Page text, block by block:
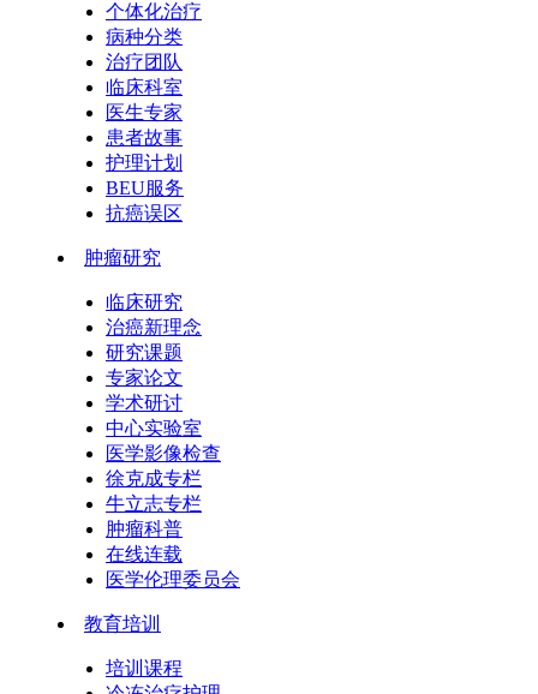
个体化治疗
病种分类
治疗团队
临床科室
医生专家
患者故事
护理计划
BEU服务
抗癌误区
肿瘤研究
临床研究
治癌新理念
研究课题
专家论文
学术研讨
中心实验室
医学影像检查
徐克成专栏
牛立志专栏
肿瘤科普
在线连载
医学伦理委员会
教育培训
培训课程